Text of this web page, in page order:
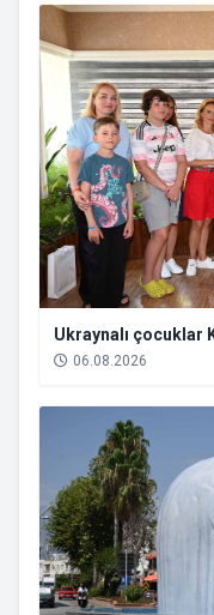
Ukraynalı çocuklar
06.08.2026